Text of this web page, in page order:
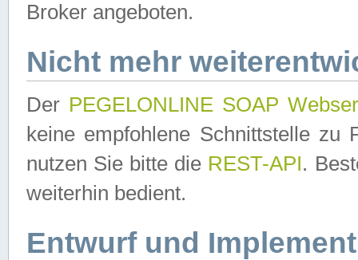
Broker angeboten.
Nicht mehr
Der PEGELONLINE SOAP
keine empfohlene Schnittstelle zu
nutzen Sie bitte die REST-API.
weiterhin bedient.
Entwurf und